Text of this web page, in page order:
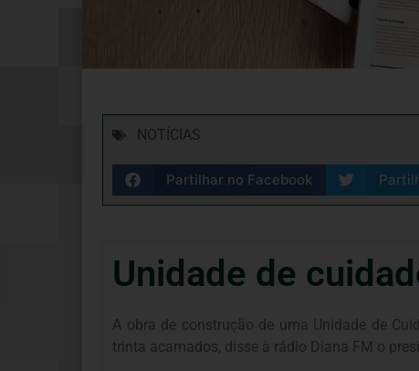
NOTÍCIAS
Partilhar no Facebook
Unidade de
A obra de construção de uma Unidade de
trinta acamados, disse à rádio Diana FM o